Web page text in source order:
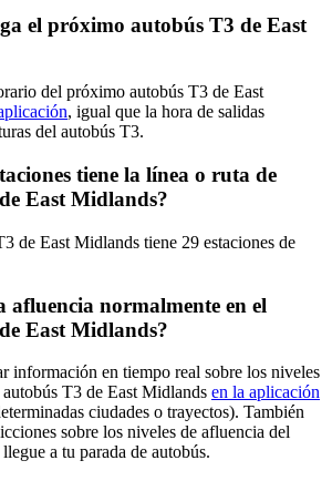
el próximo autobús T3 de East
del próximo autobús T3 de East
, igual que la hora de salidas
del autobús T3.
tiene la línea o ruta de
East Midlands?
de East Midlands tiene 29 estaciones de
afluencia normalmente en el
East Midlands?
información en tiempo real sobre los niveles
T3 de East Midlands en la aplicación
ciudades o trayectos). También
sobre los niveles de afluencia del
a tu parada de autobús.